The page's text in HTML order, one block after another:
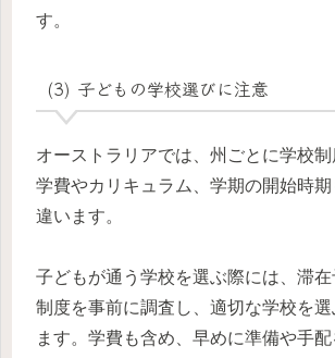
す。
(3) 子どもの学校選びに注意
オーストラリアでは、州ごとに学校制
学費やカリキュラム、学期の開始時
違います。
子どもが通う学校を選ぶ際には、滞
制度を事前に調査し、適切な学校を選
ます。学費も含め、早めに準備や手